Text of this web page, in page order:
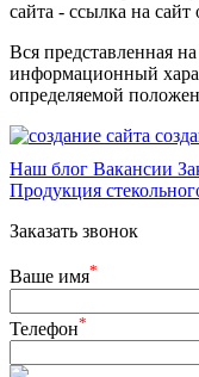
сайта - ссылка на сайт
Вся представленная
информационный
определяемой
Наш блог Вакансии
Продукция
Заказать звонок
Ваше имя*
Телефон*